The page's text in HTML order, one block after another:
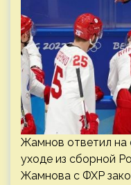
Жамнов ответил на
уходе из сборной
Жамнова с ФХР